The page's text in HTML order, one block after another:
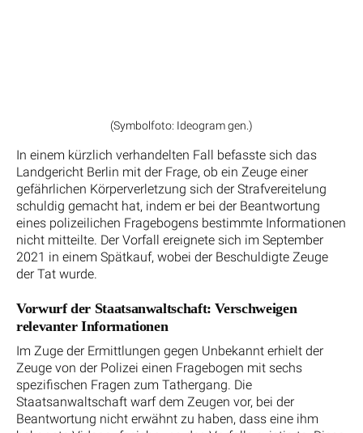
(Symbolfoto: Ideogram gen.)
In einem kürzlich verhandelten Fall befasste sich das
Landgericht Berlin mit der Frage, ob ein Zeuge einer
gefährlichen Körperverletzung sich der Strafvereitelung
schuldig gemacht hat, indem er bei der Beantwortung
eines polizeilichen Fragebogens bestimmte Informationen
nicht mitteilte. Der Vorfall ereignete sich im September
2021 in einem Spätkauf, wobei der Beschuldigte Zeuge
der Tat wurde.
Vorwurf der Staatsanwaltschaft: Verschweigen
relevanter Informationen
Im Zuge der Ermittlungen gegen Unbekannt erhielt der
Zeuge von der Polizei einen Fragebogen mit sechs
spezifischen Fragen zum Tathergang. Die
Staatsanwaltschaft warf dem Zeugen vor, bei der
Beantwortung nicht erwähnt zu haben, dass eine ihm